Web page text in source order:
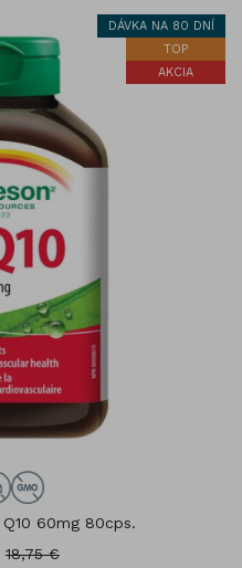
DÁVKA NA 80 DNÍ
TOP
AKCIA
60mg 80cps.
18,75 €